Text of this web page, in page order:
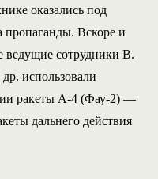
оказались под
пропаганды. Вскоре и
ведущие сотрудники В.
использовали
ракеты А-4 (Фау-2) —
дальнего действия